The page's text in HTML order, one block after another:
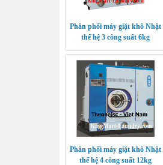
Phân phối máy giặt khô Nhật
thế hệ 3 công suất 6kg
Phân phối máy giặt khô Nhật
thế hệ 4 công suất 12kg